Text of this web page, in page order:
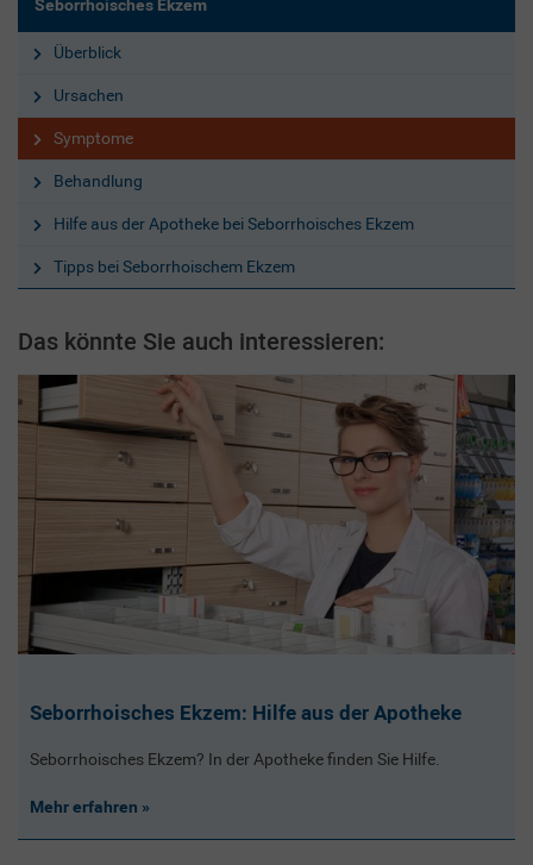
Seborrhoisches Ekzem
Überblick
Ursachen
Symptome
Behandlung
Hilfe aus der Apotheke bei Seborrhoisches Ekzem
Tipps bei Seborrhoischem Ekzem
Das könnte Sie auch interessieren:
Seborrhoisches Ekzem: Hilfe aus der Apotheke
Seborrhoisches Ekzem? In der Apotheke finden Sie Hilfe.
Mehr erfahren